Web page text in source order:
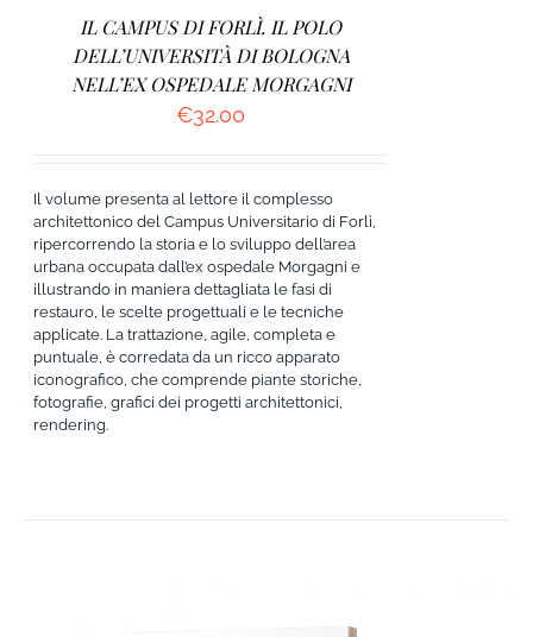
IL CAMPUS DI FORLÌ. IL POLO
DELL’UNIVERSITÀ DI BOLOGNA
NELL’EX OSPEDALE MORGAGNI
€32.00
Il volume presenta al lettore il complesso
architettonico del Campus Universitario di Forlì,
ripercorrendo la storia e lo sviluppo dell’area
urbana occupata dall’ex ospedale Morgagni e
illustrando in maniera dettagliata le fasi di
restauro, le scelte progettuali e le tecniche
applicate. La trattazione, agile, completa e
puntuale, è corredata da un ricco apparato
iconografico, che comprende piante storiche,
fotografie, grafici dei progetti architettonici,
rendering.